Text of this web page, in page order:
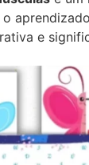
e